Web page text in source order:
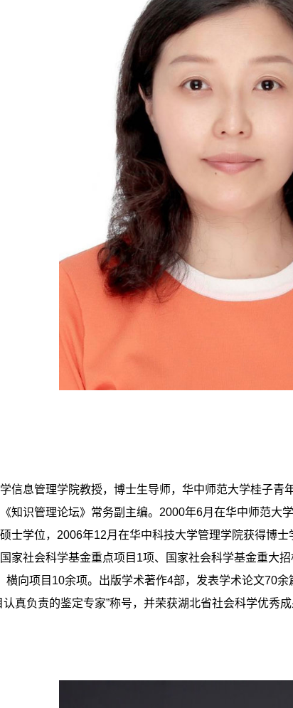
信息管理学院教授，博士生导师，华中师范大学桂子
知识管理论坛》常务副主编。2000年6月在华中师范大
士学位，2006年12月在华中科技大学管理学院获得博
家社会科学基金重点项目1项、国家社会科学基金重大
横向项目10余项。出版学术著作4部，发表学术论文70
认真负责的鉴定专家”称号，并荣获湖北省社会科学优秀成